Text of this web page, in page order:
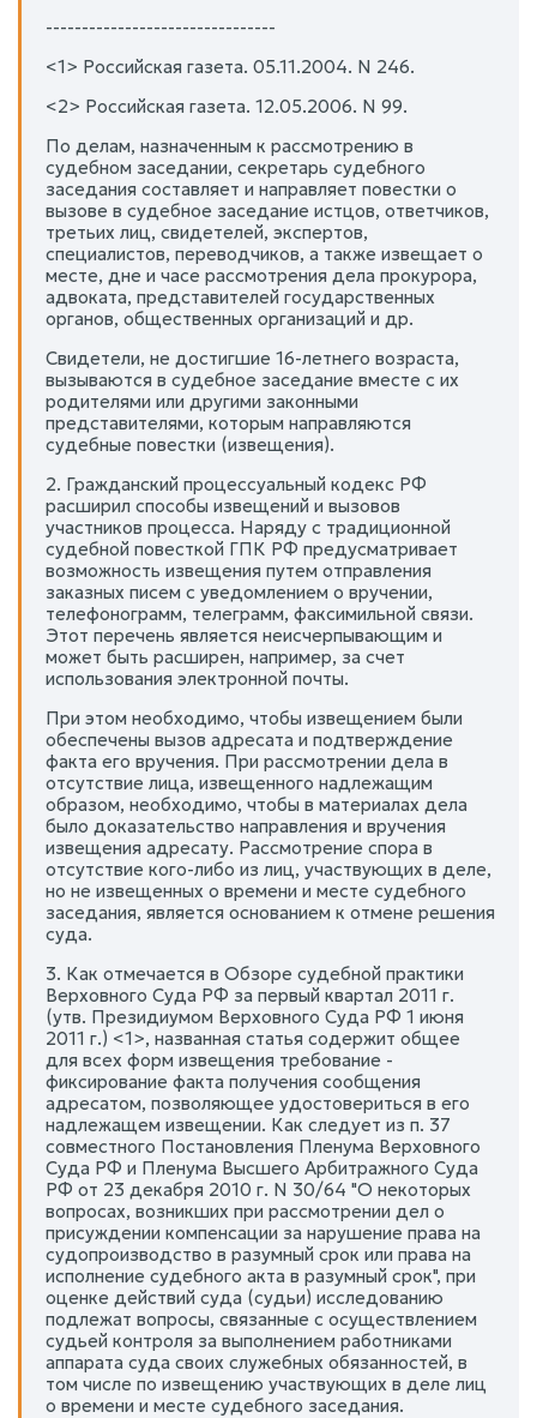
--------------------------------
<1> Российская газета. 05.11.2004. N 246.
<2> Российская газета. 12.05.2006. N 99.
По делам, назначенным к рассмотрению в
судебном заседании, секретарь судебного
заседания составляет и направляет повестки о
вызове в судебное заседание истцов, ответчиков,
третьих лиц, свидетелей, экспертов,
специалистов, переводчиков, а также извещает о
месте, дне и часе рассмотрения дела прокурора,
адвоката, представителей государственных
органов, общественных организаций и др.
Свидетели, не достигшие 16-летнего возраста,
вызываются в судебное заседание вместе с их
родителями или другими законными
представителями, которым направляются
судебные повестки (извещения).
2. Гражданский процессуальный кодекс РФ
расширил способы извещений и вызовов
участников процесса. Наряду с традиционной
судебной повесткой ГПК РФ предусматривает
возможность извещения путем отправления
заказных писем с уведомлением о вручении,
телефонограмм, телеграмм, факсимильной связи.
Этот перечень является неисчерпывающим и
может быть расширен, например, за счет
использования электронной почты.
При этом необходимо, чтобы извещением были
обеспечены вызов адресата и подтверждение
факта его вручения. При рассмотрении дела в
отсутствие лица, извещенного надлежащим
образом, необходимо, чтобы в материалах дела
было доказательство направления и вручения
извещения адресату. Рассмотрение спора в
отсутствие кого-либо из лиц, участвующих в деле,
но не извещенных о времени и месте судебного
заседания, является основанием к отмене решения
суда.
3. Как отмечается в Обзоре судебной практики
Верховного Суда РФ за первый квартал 2011 г.
(утв. Президиумом Верховного Суда РФ 1 июня
2011 г.) <1>, названная статья содержит общее
для всех форм извещения требование -
фиксирование факта получения сообщения
адресатом, позволяющее удостовериться в его
надлежащем извещении. Как следует из п. 37
совместного Постановления Пленума Верховного
Суда РФ и Пленума Высшего Арбитражного Суда
РФ от 23 декабря 2010 г. N 30/64 "О некоторых
вопросах, возникших при рассмотрении дел о
присуждении компенсации за нарушение права на
судопроизводство в разумный срок или права на
исполнение судебного акта в разумный срок", при
оценке действий суда (судьи) исследованию
подлежат вопросы, связанные с осуществлением
судьей контроля за выполнением работниками
аппарата суда своих служебных обязанностей, в
том числе по извещению участвующих в деле лиц
о времени и месте судебного заседания.